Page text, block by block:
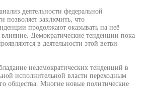
деятельности федеральной
позволяет заключить, что
продолжают оказывать на неё
Демократические тенденции пока
в деятельности этой ветви
недемократических тенденций в
исполнительной власти переходным
общества. Многие новые политические